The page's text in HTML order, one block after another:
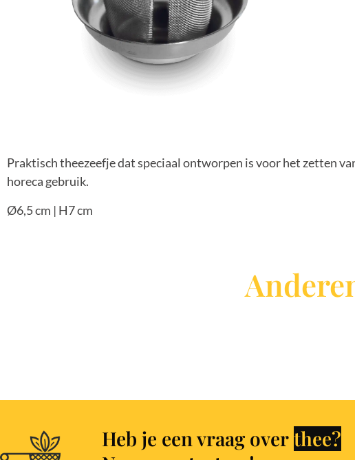
Praktisch theezeefje dat speciaal ontworpen is voor het zetten
horeca gebruik.
Ø6,5 cm | H7 cm
Heb je een vraag over